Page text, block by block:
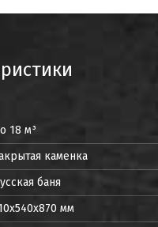
18 м³
каменка
баня
мм